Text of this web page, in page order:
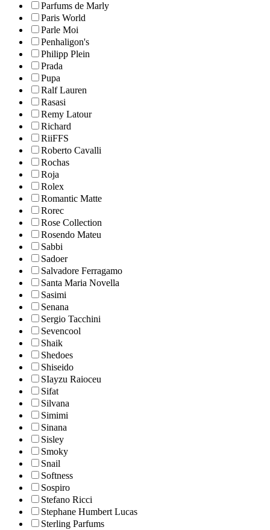
Parfums de Marly
Paris World
Parle Moi
Penhaligon's
Philipp Plein
Prada
Pupa
Ralf Lauren
Rasasi
Remy Latour
Richard
RiiFFS
Roberto Cavalli
Rochas
Roja
Rolex
Romantic Matte
Rorec
Rose Collection
Rosendo Mateu
Sabbi
Sadoer
Salvadore Ferragamo
Santa Maria Novella
Sasimi
Senana
Sergio Tacchini
Sevencool
Shaik
Shedoes
Shiseido
SIayzu Raioceu
Sifat
Silvana
Simimi
Sinana
Sisley
Smoky
Snail
Softness
Sospiro
Stefano Ricci
Stephane Humbert Lucas
Sterling Parfums